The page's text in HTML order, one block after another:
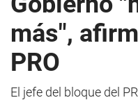
más",
PRO
El jefe del bloque del